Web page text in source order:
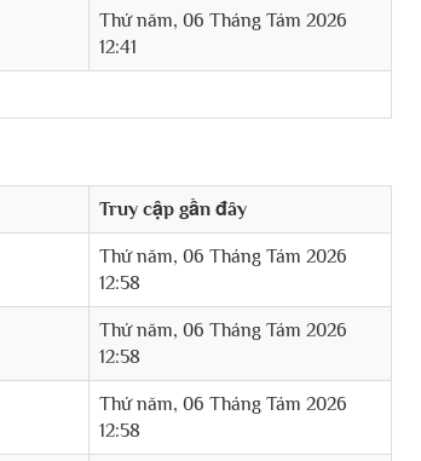
Thứ năm, 06 Tháng Tám 2026
12:41
Truy cập gần đây
Thứ năm, 06 Tháng Tám 2026
12:58
Thứ năm, 06 Tháng Tám 2026
12:58
Thứ năm, 06 Tháng Tám 2026
12:58